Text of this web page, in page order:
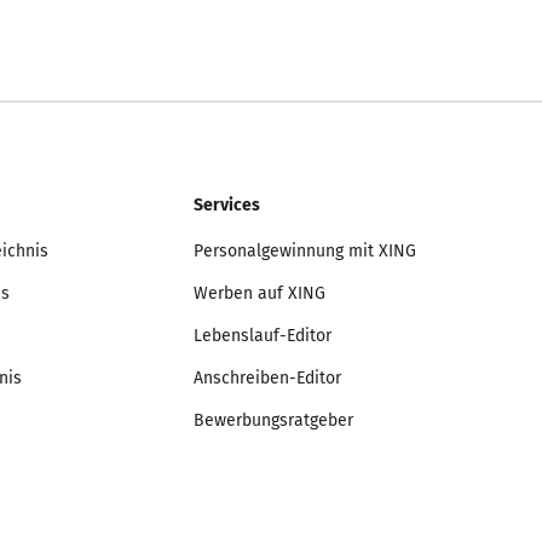
Services
Personalgewinnung mit XING
Werben auf XING
Lebenslauf-Editor
Anschreiben-Editor
Bewerbungsratgeber